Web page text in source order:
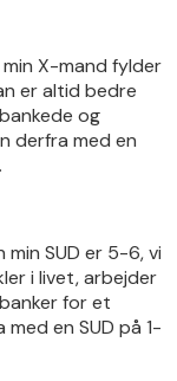
X-mand fylder
er altid bedre
og
derfra med en
SUD er 5-6, vi
i livet, arbejder
for et
en SUD på 1-